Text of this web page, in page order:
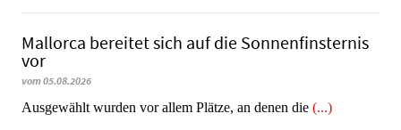
Mallorca bereitet sich auf die Sonnenfinsternis
vor
vom 05.08.2026
Ausgewählt wurden vor allem Plätze, an denen die (...)